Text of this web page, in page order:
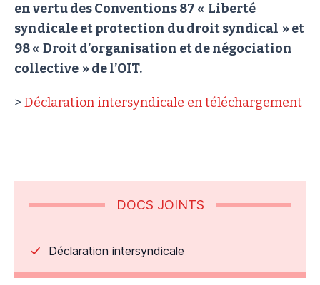
en vertu des Conventions 87 « Liberté
syndicale et protection du droit syndical » et
98 « Droit d’organisation et de négociation
collective » de l’OIT.
> Déclaration intersyndicale en téléchargement
DOCS JOINTS
Déclaration intersyndicale